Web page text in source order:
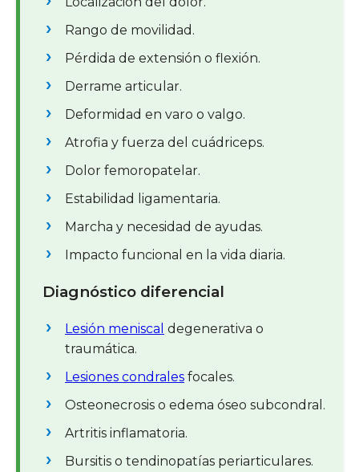
Rango de movilidad.
Pérdida de extensión o flexión.
Derrame articular.
Deformidad en varo o valgo.
Atrofia y fuerza del cuádriceps.
Dolor femoropatelar.
Estabilidad ligamentaria.
Marcha y necesidad de ayudas.
Impacto funcional en la vida diaria.
Diagnóstico diferencial
Lesión meniscal degenerativa o
traumática.
Lesiones condrales focales.
Osteonecrosis o edema óseo subcondral.
Artritis inflamatoria.
Bursitis o tendinopatías periarticulares.